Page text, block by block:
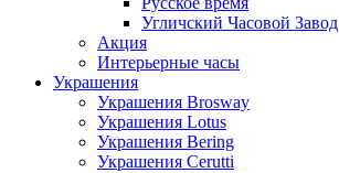
Угличский Часовой Завод
Акция
Интерьерные часы
Украшения
Украшения Brosway
Украшения Lotus
Украшения Bering
Украшения Cerutti